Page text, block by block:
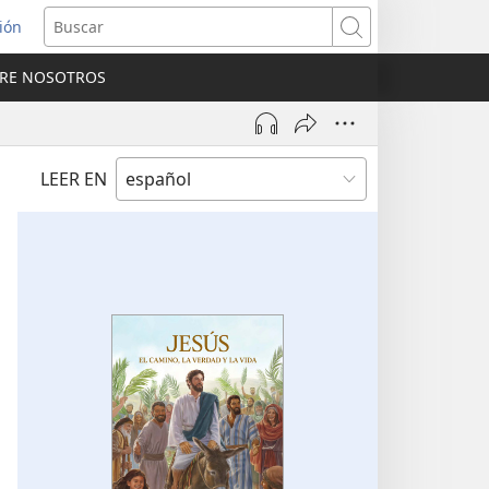
Buscar
NOSOTROS
LEER EN